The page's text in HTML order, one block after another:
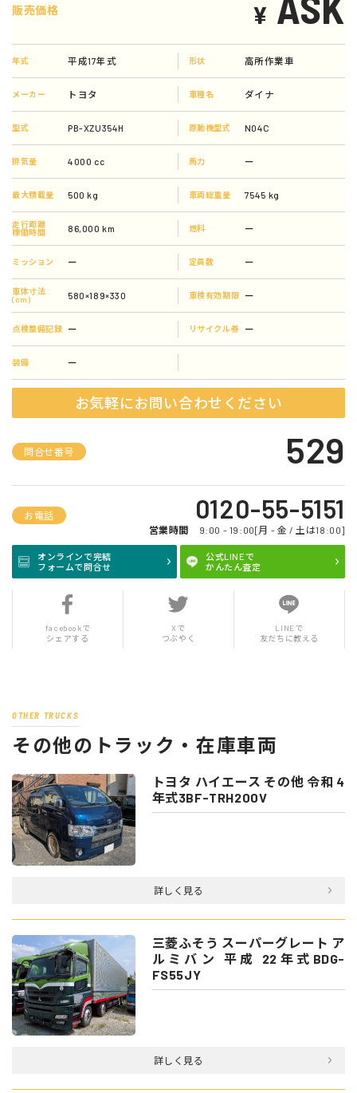
販売価格 ¥
年式 平成17年式 形状 高所作業車
メーカー トヨタ 車種名 ダイナ
型式 PB-XZU354H 原動機型式 N04C
排気量 4000 cc 馬力 ー
最大積載量 500 kg 車両総重量 7545 kg
走行距離
稼働時間
86,000 km 燃料 ー
ミッション ー 定員数 ー
車体寸法
(cm)
580×189×330 車検有効期限 ー
点検整備記録 ー リサイクル券 ー
装備 ー
お気軽にお問い合わせください
問合せ番号 529
お電話 0120-55-5151
営業時間 9:00 - 19:00[月 - 金 / 土は18:00]
オンラインで完結
フォームで問合せ
公式LINEで
かんたん査定
facebookで
シェアする
Xで
つぶやく
LINEで
友だちに教える
OTHER TRUCKS
その他のトラック・在庫車両
トヨタ ハイエース その他 令和 4
年式3BF-TRH200V
詳しく見る
三菱ふそう スーパーグレート ア
ルミバン 平成 22年式BDG-
FS55JY
詳しく見る